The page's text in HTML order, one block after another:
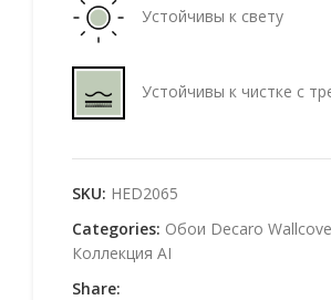
Устойчивы к свету
Устойчивы к чистке с
SKU: HED2065
Categories: Обои Decaro
Коллекция AI
Share: